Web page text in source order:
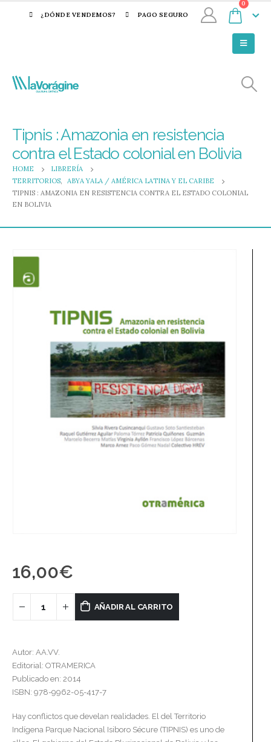
¿DÓNDE VENDEMOS? PAGO SEGURO
0
Tipnis : Amazonia en resistencia
contra el Estado colonial en Bolivia
HOME
LIBRERÍA
TERRITORIOS,
ABYA YALA / AMÉRICA LATINA Y EL CARIBE
TIPNIS : AMAZONIA EN RESISTENCIA CONTRA EL ESTADO COLONIAL
EN BOLIVIA
16,00€
AÑADIR AL CARRITO
Autor: AA.VV.
Editorial: OTRAMERICA
Publicado en: 2014
ISBN: 978-9962-05-417-7
Hay conflictos que develan realidades. El del Territorio
Indígena Parque Nacional Isiboro Sécure (TIPNIS) es uno de